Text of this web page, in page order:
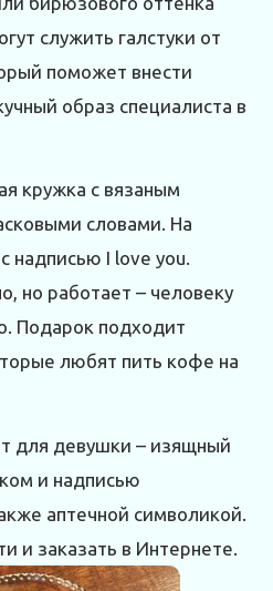
служить галстуки от
поможет внести
образ специалиста в
кружка с вязаным
словами. На
надписью I love you.
но работает – человеку
Подарок подходит
любят пить кофе на
для девушки – изящный
и надписью
аптечной символикой.
и заказать в Интернете.